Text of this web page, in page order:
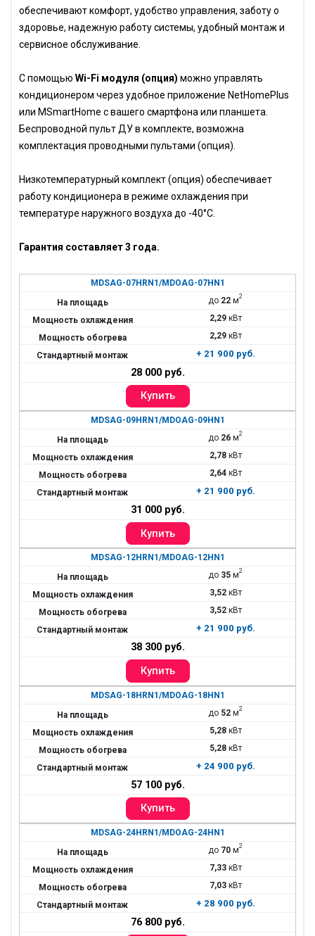
обеспечивают комфорт, удобство управления, заботу о
здоровье, надежную работу системы, удобный монтаж и
сервисное обслуживание.
С помощью Wi-Fi модуля (опция) можно управлять
кондиционером через удобное приложение NetHomePlus
или MSmartHome с вашего смартфона или планшета.
Беспроводной пульт ДУ в комплекте, возможна
комплектация проводными пультами (опция).
Низкотемпературный комплект (опция) обеспечивает
работу кондиционера в режиме охлаждения при
температуре наружного воздуха до -40°С.
Гарантия составляет 3 года.
MDSAG-07HRN1/MDOAG-07HN1
до 22 м2
2,29кВт
2,29кВт
+ 21 900 руб.
28 000 руб.
MDSAG-09HRN1/MDOAG-09HN1
до 26 м2
2,78кВт
2,64кВт
+ 21 900 руб.
31 000 руб.
MDSAG-12HRN1/MDOAG-12HN1
до 35 м2
3,52кВт
3,52кВт
+ 21 900 руб.
38 300 руб.
MDSAG-18HRN1/MDOAG-18HN1
до 52 м2
5,28кВт
5,28кВт
+ 24 900 руб.
57 100 руб.
MDSAG-24HRN1/MDOAG-24HN1
до 70 м2
7,33кВт
7,03кВт
+ 28 900 руб.
76 800 руб.